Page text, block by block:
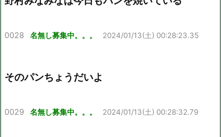
0028 名無し募集中。。。 2024/01/13(土) 00:28:23.35
そのパンちょうだいよ
0029 名無し募集中。。。 2024/01/13(土) 00:28:32.79